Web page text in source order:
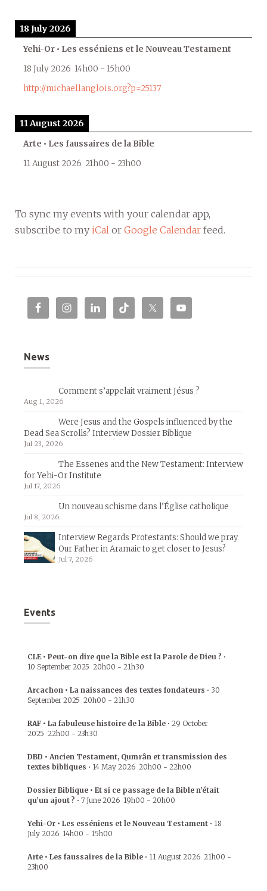
18 July 2026
Yehi-Or • Les esséniens et le Nouveau Testament
18 July 2026 14h00 - 15h00
http://michaellanglois.org?p=25137
11 August 2026
Arte • Les faussaires de la Bible
11 August 2026 21h00 - 23h00
To sync my events with your calendar app,
subscribe to my iCal or Google Calendar feed.
News
Comment s’appelait vraiment Jésus ?
Aug 1, 2026
Were Jesus and the Gospels influenced by the
Dead Sea Scrolls? Interview Dossier Biblique
Jul 23, 2026
The Essenes and the New Testament: Interview
for Yehi-Or Institute
Jul 17, 2026
Un nouveau schisme dans l’Église catholique
Jul 8, 2026
Interview Regards Protestants: Should we pray
Our Father in Aramaic to get closer to Jesus?
Jul 7, 2026
Events
CLE • Peut-on dire que la Bible est la Parole de Dieu ? •
10 September 2025 20h00 - 21h30
Arcachon • La naissances des textes fondateurs • 30
September 2025 20h00 - 21h30
RAF • La fabuleuse histoire de la Bible • 29 October
2025 22h00 - 23h30
DBD • Ancien Testament, Qumrân et transmission des
textes bibliques • 14 May 2026 20h00 - 22h00
Dossier Biblique • Et si ce passage de la Bible n’était
qu’un ajout ? • 7 June 2026 19h00 - 20h00
Yehi-Or • Les esséniens et le Nouveau Testament • 18
July 2026 14h00 - 15h00
Arte • Les faussaires de la Bible • 11 August 2026 21h00 -
23h00